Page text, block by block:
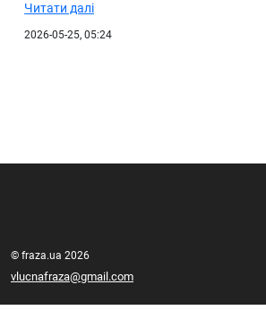
Читати далі
2026-05-25, 05:24
© fraza.ua 2026
vlucnafraza@gmail.com